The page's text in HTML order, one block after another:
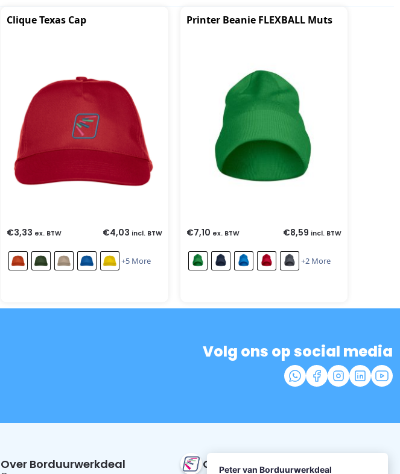
Clique Texas Cap
€3,33 ex. BTW €4,03 incl. BTW
+5 More
Printer Beanie FLEXBALL Muts
€7,10 ex. BTW €8,59 incl. BTW
+2 More
Volg ons op social media
Over Borduurwerkdeal Onze beoordeling